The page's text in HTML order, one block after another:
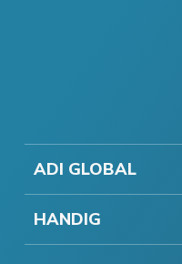
ADI GLOBAL
HANDIG